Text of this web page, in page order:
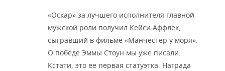
«Оскар» за лучшего исполнителя главной
мужской роли получил Кейси Аффлек,
сыгравший в фильме «Манчестер у моря».
О победе Эммы Стоун мы уже писали.
Кстати, это ее первая статуэтка. Награда